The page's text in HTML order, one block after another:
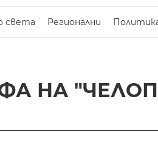
света Регионални
НА